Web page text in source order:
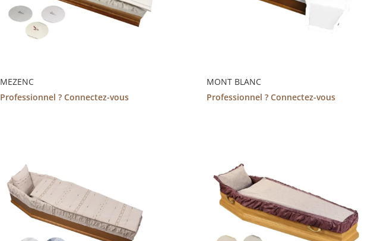
MEZENC
Professionnel ? Connectez-vous
MONT BLANC
Professionnel ? Connectez-vous